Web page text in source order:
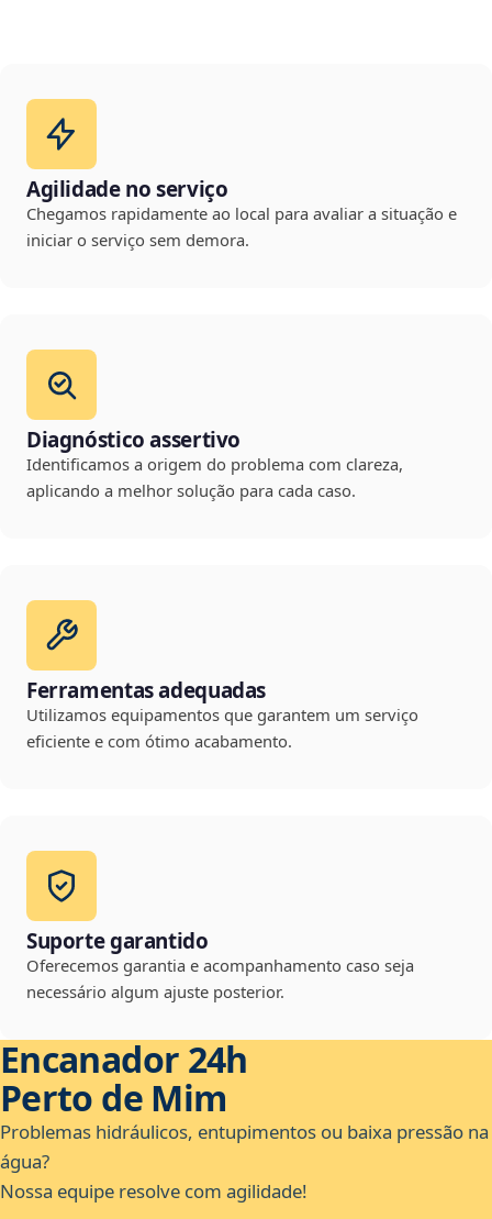
Agilidade no serviço
Chegamos rapidamente ao local para avaliar a situação e
iniciar o serviço sem demora.
Diagnóstico assertivo
Identificamos a origem do problema com clareza,
aplicando a melhor solução para cada caso.
Ferramentas adequadas
Utilizamos equipamentos que garantem um serviço
eficiente e com ótimo acabamento.
Suporte garantido
Oferecemos garantia e acompanhamento caso seja
necessário algum ajuste posterior.
Encanador 24h
Perto de Mim
Problemas hidráulicos, entupimentos ou baixa pressão na
água?
Nossa equipe resolve com agilidade!